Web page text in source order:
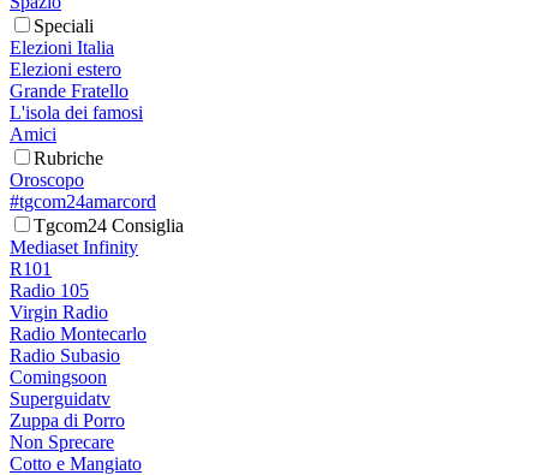
Speciali
Elezioni Italia
Elezioni estero
Grande Fratello
L'isola dei famosi
Amici
Rubriche
Oroscopo
#tgcom24amarcord
Tgcom24 Consiglia
Mediaset Infinity
R101
Radio 105
Virgin Radio
Radio Montecarlo
Radio Subasio
Comingsoon
Superguidatv
Zuppa di Porro
Non Sprecare
Cotto e Mangiato